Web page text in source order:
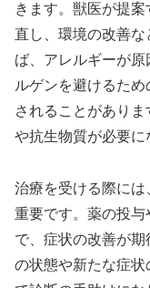
きます。獣医が提
直し、環境の改善な
ば、アレルギーが
ルゲンを避けるた
されることがあり
や抗生物質が必要に
治療を受ける際に
重要です。薬の投与
で、症状の改善が
の状態や新たな症